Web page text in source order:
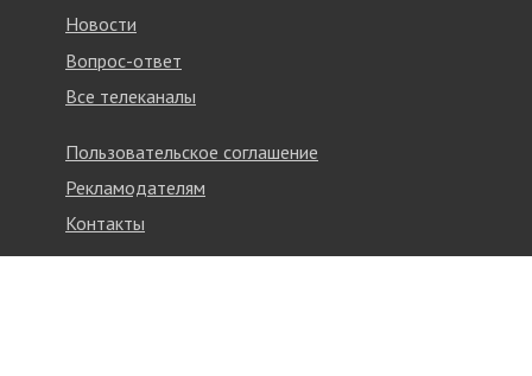
Новости
Вопрос-ответ
Все телеканалы
Пользовательское соглашение
Рекламодателям
Контакты